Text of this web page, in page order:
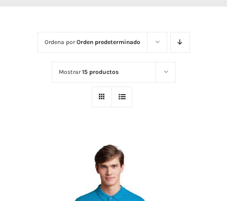
DEPORTES Y OCIO
HERRAMIENTAS
Ordena porOrden predeterminado
Mostrar15 productos